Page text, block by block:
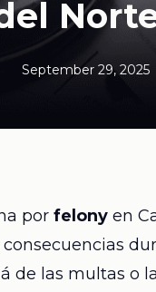
September 29, 2025
por felonyen
de las multas o